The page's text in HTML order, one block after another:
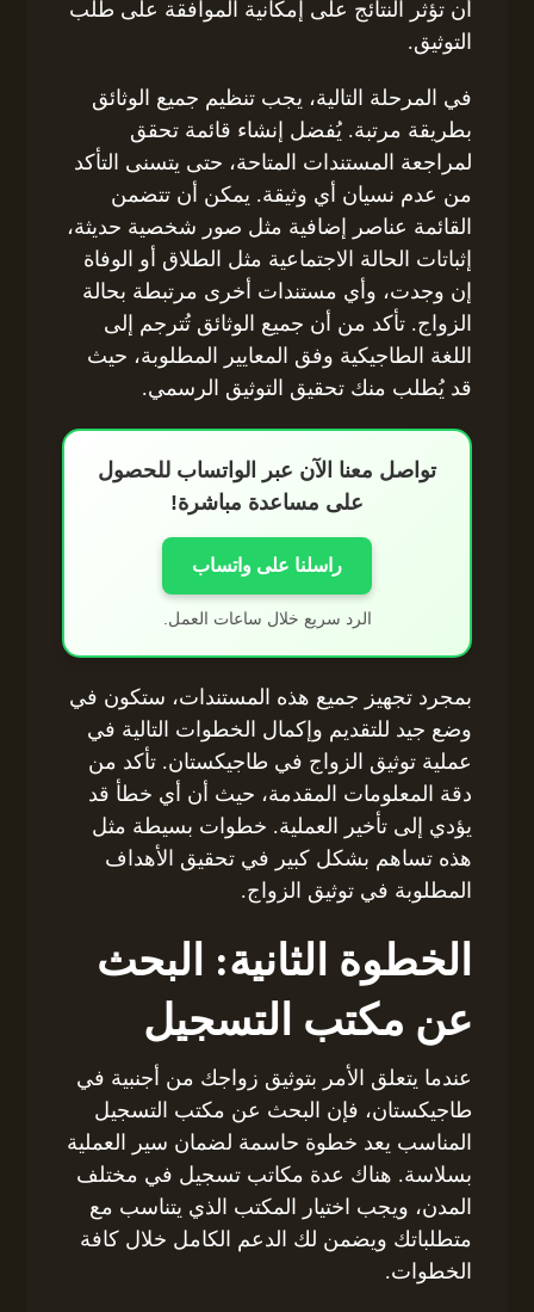
أن تؤثر النتائج على إمكانية الموافقة على طلب
التوثيق.
في المرحلة التالية، يجب تنظيم جميع الوثائق
بطريقة مرتبة. يُفضل إنشاء قائمة تحقق
لمراجعة المستندات المتاحة، حتى يتسنى التأكد
من عدم نسيان أي وثيقة. يمكن أن تتضمن
القائمة عناصر إضافية مثل صور شخصية حديثة،
إثباتات الحالة الاجتماعية مثل الطلاق أو الوفاة
إن وجدت، وأي مستندات أخرى مرتبطة بحالة
الزواج. تأكد من أن جميع الوثائق تُترجم إلى
اللغة الطاجيكية وفق المعايير المطلوبة، حيث
قد يُطلب منك تحقيق التوثيق الرسمي.
تواصل معنا الآن عبر الواتساب للحصول
على مساعدة مباشرة!
راسلنا على واتساب
الرد سريع خلال ساعات العمل.
بمجرد تجهيز جميع هذه المستندات، ستكون في
وضع جيد للتقديم وإكمال الخطوات التالية في
عملية توثيق الزواج في طاجيكستان. تأكد من
دقة المعلومات المقدمة، حيث أن أي خطأ قد
يؤدي إلى تأخير العملية. خطوات بسيطة مثل
هذه تساهم بشكل كبير في تحقيق الأهداف
المطلوبة في توثيق الزواج.
الخطوة الثانية: البحث
عن مكتب التسجيل
عندما يتعلق الأمر بتوثيق زواجك من أجنبية في
طاجيكستان، فإن البحث عن مكتب التسجيل
المناسب يعد خطوة حاسمة لضمان سير العملية
بسلاسة. هناك عدة مكاتب تسجيل في مختلف
المدن، ويجب اختيار المكتب الذي يتناسب مع
متطلباتك ويضمن لك الدعم الكامل خلال كافة
الخطوات.